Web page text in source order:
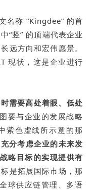
名称 “Kingdee” 的首
“竖” 的顶端代表企业
远方向和宏伟愿景。
现状，这是企业进行
需要高处着眼、低处
要与企业的发展战略
紫色虚线所示意的那
分考虑企业的未来发
略目标的实现提供有
是拓展国际市场，那
球供应链管理、多语